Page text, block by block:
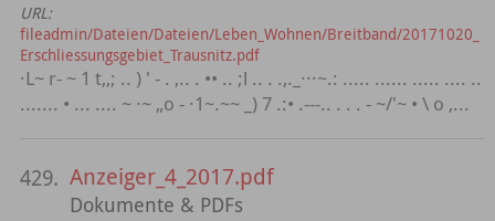
URL:
fileadmin/Dateien/Dateien/Leben_Wohnen/Breitband/20171020_
Erschliessungsgebiet_Trausnitz.pdf
·L~ r- ~ 1 t,,; .. ) ' - . ,.. . •• .. ;l .. . .,._···~.: ..... ...... ..... .... ..
....... • ... .... ~ ·~ „o - ·1~.~~ _) 7 .:• .---.. . . . - ~/'~ • \ o ,...
429. Anzeiger_4_2017.pdf
Dokumente & PDFs